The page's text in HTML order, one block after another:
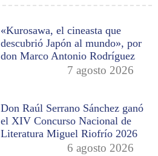
«Kurosawa, el cineasta que
descubrió Japón al mundo», por
don Marco Antonio Rodríguez
7 agosto 2026
Don Raúl Serrano Sánchez ganó
el XIV Concurso Nacional de
Literatura Miguel Riofrío 2026
6 agosto 2026